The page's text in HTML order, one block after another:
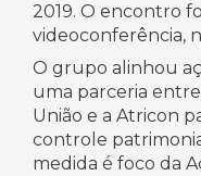
2019. O encontro
videoconferência,
O grupo alinhou
uma parceria
União e a Atricon
controle
medida é foco da